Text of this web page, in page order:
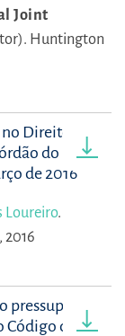
Joint
Huntington
Direito
do
de 2016
Loureiro.
2016
Código das